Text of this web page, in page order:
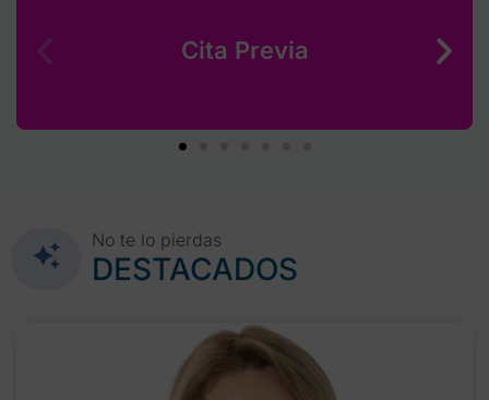
Cita Previa
No te lo pierdas
DESTACADOS